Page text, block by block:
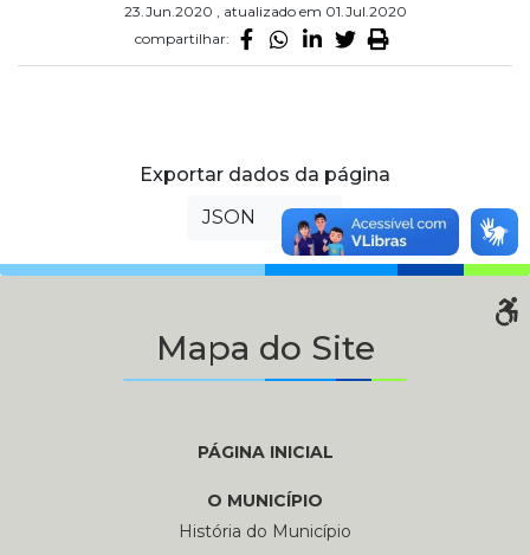
23.Jun.2020 , atualizado em 01.Jul.2020
compartilhar:
Exportar dados da página
JSON
XML
Mapa do Site
PÁGINA INICIAL
O MUNICÍPIO
História do Município